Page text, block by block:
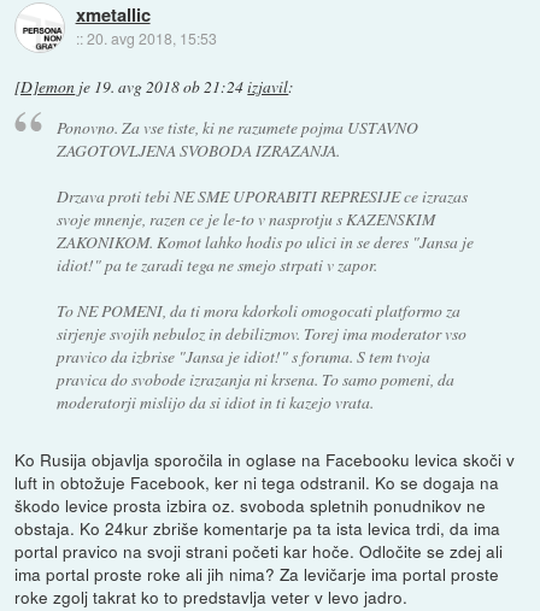
xmetallic
::20. avg 2018, 15:53
[D]emon je 19. avg 2018 ob 21:24izjavil:
Ponovno. Za vse tiste, ki ne razumete pojma USTAVNO
ZAGOTOVLJENA SVOBODA IZRAZANJA.
Drzava proti tebi NE SME UPORABITI REPRESIJE ce izrazas
svoje mnenje, razen ce je le-to v nasprotju s KAZENSKIM
ZAKONIKOM. Komot lahko hodis po ulici in se deres "Jansa je
idiot!" pa te zaradi tega ne smejo strpati v zapor.
To NE POMENI, da ti mora kdorkoli omogocati platformo za
sirjenje svojih nebuloz in debilizmov. Torej ima moderator vso
pravico da izbrise "Jansa je idiot!" s foruma. S tem tvoja
pravica do svobode izrazanja ni krsena. To samo pomeni, da
moderatorji mislijo da si idiot in ti kazejo vrata.
Ko Rusija objavlja sporočila in oglase na Facebooku levica skoči v
luft in obtožuje Facebook, ker ni tega odstranil. Ko se dogaja na
škodo levice prosta izbira oz. svoboda spletnih ponudnikov ne
obstaja. Ko 24kur zbriše komentarje pa ta ista levica trdi, da ima
portal pravico na svoji strani početi kar hoče. Odločite se zdej ali
ima portal proste roke ali jih nima? Za levičarje ima portal proste
roke zgolj takrat ko to predstavlja veter v levo jadro.